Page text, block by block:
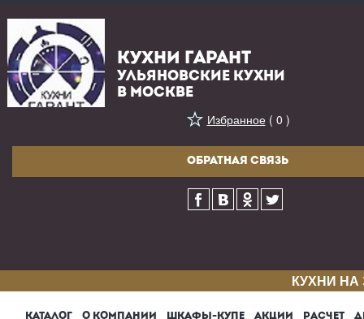
КУХНИ ГАРАНТ
УЛЬЯНОВСКИЕ КУХНИ
В МОСКВЕ
Избранное( 0 )
ОБРАТНАЯ СВЯЗЬ
КУХНИ
КАТАЛОГ О КОМПАНИИ ШКАФЫ-КУПЕ АКЦИИ РАСЧЕТ